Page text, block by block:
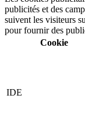
publicités et des
suivent les visiteurs
pour fournir des
Cookie
IDE